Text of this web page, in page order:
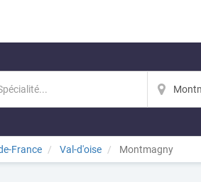
France Val-d'oise Montmagny